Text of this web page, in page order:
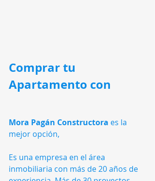
Comprar tu
Apartamento con
Mora Pagán Constructora es la
mejor opción,
Es una empresa en el área
inmobiliaria con más de 20 años de